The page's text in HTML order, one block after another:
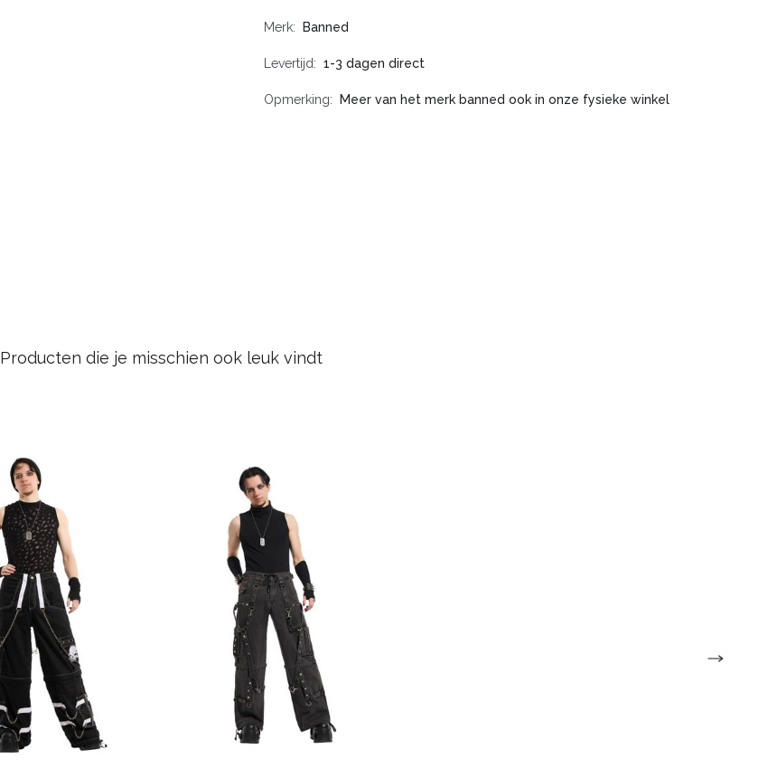
Merk Banned
Levertijd 1-3 dagen direct
Opmerking Meer van het merk banned ook in onze fysieke winkel
Producten die je misschien ook leuk vindt